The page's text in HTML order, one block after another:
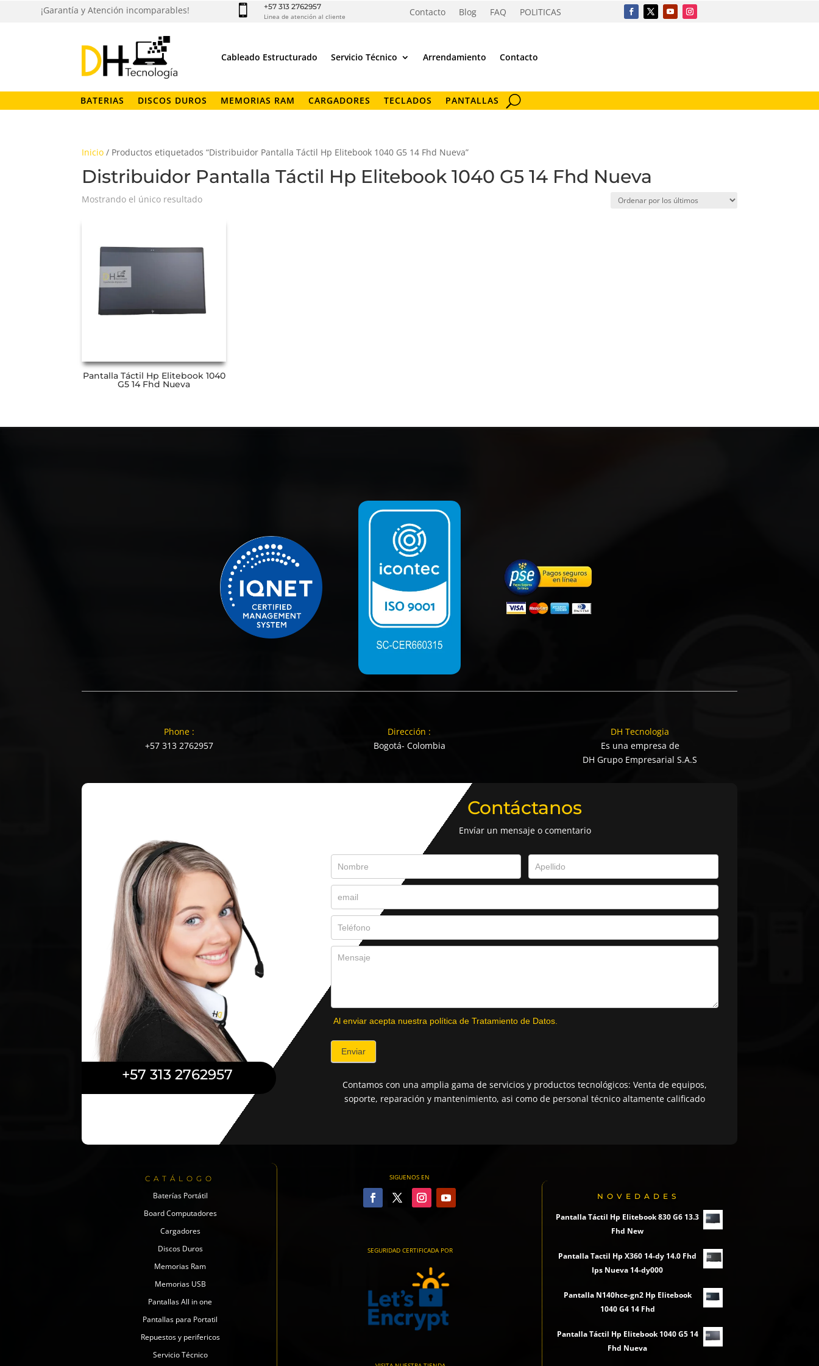
¡Garantía y Atención incomparables!  +57 313 2762957
Linea de atención al cliente Contacto Blog FAQ POLITICAS
Cableado Estructurado Servicio Técnico Arrendamiento Contacto
BATERIAS DISCOS DUROS MEMORIAS RAM CARGADORES TECLADOS PANTALLAS
Inicio / Productos etiquetados “Distribuidor Pantalla Táctil Hp Elitebook 1040 G5 14 Fhd Nueva”
Distribuidor Pantalla Táctil Hp Elitebook 1040 G5 14 Fhd Nueva
Mostrando el único resultado
Pantalla Táctil Hp Elitebook 1040
G5 14 Fhd Nueva
Phone :
+57 313 2762957
Dirección :
Bogotá- Colombia
DH Tecnologia
Es una empresa de
DH Grupo Empresarial S.A.S
+57 313 2762957
Contáctanos
Envíar un mensaje o comentario
Al enviar acepta nuestra política de Tratamiento de Datos.
Enviar
Contamos con una amplia gama de servicios y productos tecnológicos: Venta de equipos,
soporte, reparación y mantenimiento, asi como de personal técnico altamente calificado
CATÁLOGO
Baterías Portátil
Board Computadores
Cargadores
Discos Duros
Memorias Ram
Memorias USB
Pantallas All in one
Pantallas para Portatil
Repuestos y perifericos
Servicio Técnico
SIGUENOS EN
SEGURIDAD CERTIFICADA POR
NOVEDADES
Pantalla Táctil Hp Elitebook 830 G6 13.3
Fhd New
Pantalla Tactil Hp X360 14-dy 14.0 Fhd
Ips Nueva 14-dy000
Pantalla N140hce-gn2 Hp Elitebook
1040 G4 14 Fhd
Pantalla Táctil Hp Elitebook 1040 G5 14
Fhd Nueva